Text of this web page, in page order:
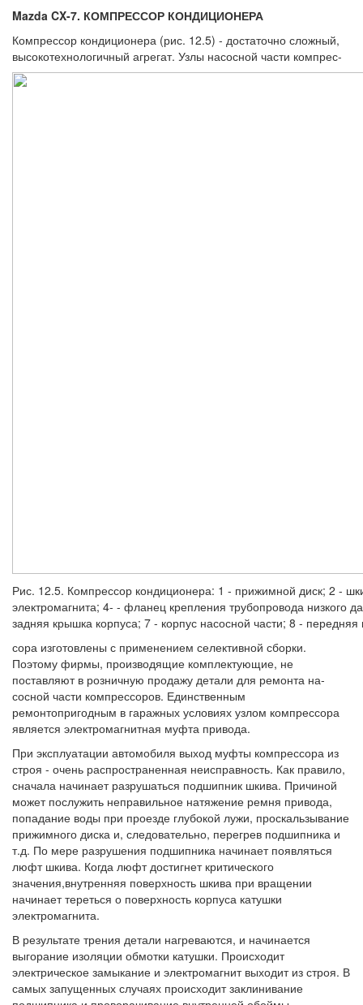
Mazda CX-7. КОМПРЕССОР КОНДИЦИОНЕРА
Компрессор кондиционера (рис. 12.5) - достаточно сложный,
высокотехнологич­ный агрегат. Узлы насосной части компрес-
Рис. 12.5. Компрессор кондиционера: 1 - прижимной диск; 2 -
электромагнита; 4- - фланец крепления трубопровода низкого
задняя крышка корпуса; 7 - корпус насосной части; 8 -
сора изготовлены с применением селек­тивной сборки.
Поэтому фирмы, произво­дящие комплектующие, не
поставляют в розничную продажу детали для ремонта на­
сосной части компрессоров. Единствен­ным
ремонтопригодным в гаражных усло­виях узлом компрессора
является электро­магнитная муфта привода.
При эксплуатации автомобиля выход муфты компрессора из
строя - очень рас­пространенная неисправность. Как прави­ло,
сначала начинает разрушаться подшип­ник шкива. Причиной
может послужить не­правильное натяжение ремня привода,
попадание воды при проезде глубокой лу­жи, проскальзывание
прижимного диска и, следовательно, перегрев подшипника и
т.д. По мере разрушения подшипника начинает появляться
люфт шкива. Когда люфт до­стигнет критического
значения,внутренняя поверхность шкива при вращении
начинает тереться о поверхность корпуса катушки
электромагнита.
В результате трения детали нагреваются, и начинается
выгорание изоляции обмотки катушки. Происходит
электрическое замы­кание и электромагнит выходит из строя. В
самых запущенных случаях происходит за­клинивание